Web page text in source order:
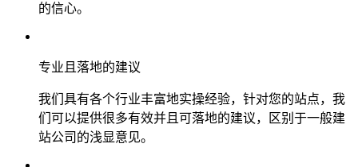
的信心。
专业且落地的建议
我们具有各个行业丰富地实操经验，针对您的站点，我
们可以提供很多有效并且可落地的建议，区别于一般建
站公司的浅显意见。